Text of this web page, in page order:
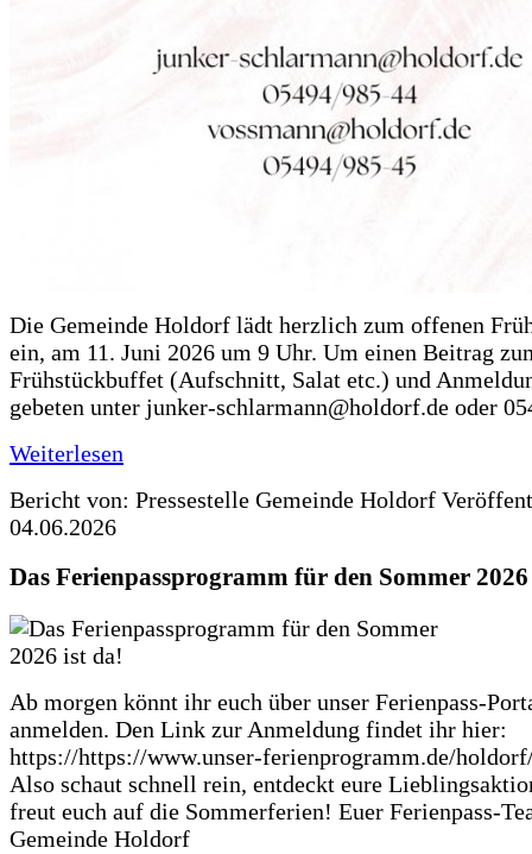
Die Gemeinde Holdorf lädt herzlich zum offenen
ein, am 11. Juni 2026 um 9 Uhr. Um einen Beitrag
Frühstückbuffet (Aufschnitt, Salat etc.) und
gebeten unter junker-schlarmann@holdorf.de oder
Weiterlesen
Bericht von: Pressestelle Gemeinde Holdorf
04.06.2026
Das Ferienpassprogramm für den Sommer
Ab morgen könnt ihr euch über unser Ferienpass-
anmelden. Den Link zur Anmeldung findet ihr hier:
https://https://www.unser-ferienprogramm.de/
Also schaut schnell rein, entdeckt eure
freut euch auf die Sommerferien! Euer Ferienpass-
Gemeinde Holdorf